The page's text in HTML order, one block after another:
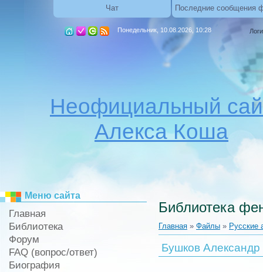
Чат Последние сообщения
Понедельник, 10.08.2026, 10:28
Неофициальный
Алекса Коша
Меню сайта
Главная
Библиотека
Форум
FAQ (вопрос/ответ)
Биография
Библиотека
Главная » Файлы » Русские
Бушков